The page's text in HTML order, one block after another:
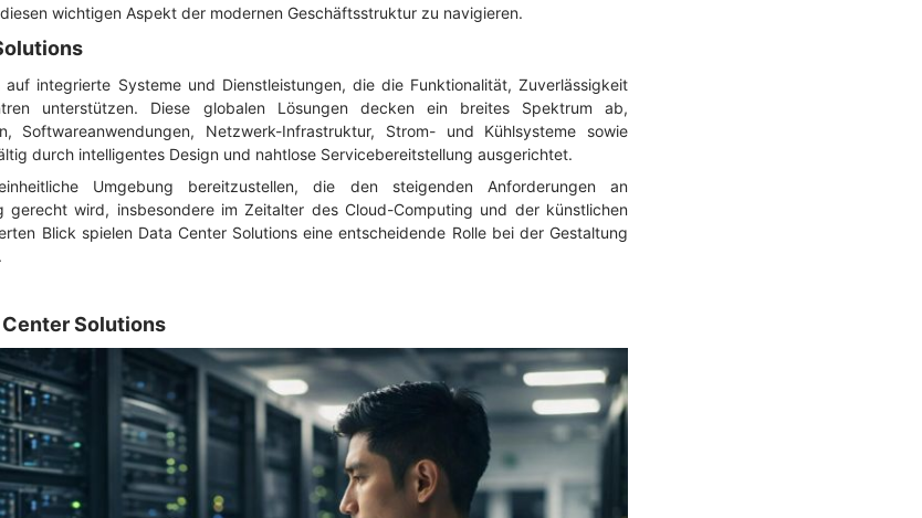
wichtigen Aspekt der modernen Geschäftsstruktur zu navigieren.
integrierte Systeme und Dienstleistungen, die die Funktionalität, Zuverlässigkeit
unterstützen. Diese globalen Lösungen decken ein breites Spektrum ab,
Softwareanwendungen, Netzwerk-Infrastruktur, Strom- und Kühlsysteme sowie
durch intelligentes Design und nahtlose Servicebereitstellung ausgerichtet.
Umgebung bereitzustellen, die den steigenden Anforderungen an
gerecht wird, insbesondere im Zeitalter des Cloud-Computing und der künstlichen
Blick spielen Data Center Solutions eine entscheidende Rolle bei der Gestaltung
Solutions